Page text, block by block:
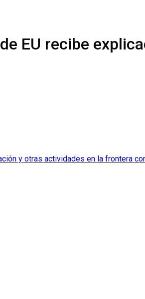
EU recibe